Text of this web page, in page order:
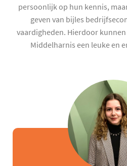
persoonlijk op hun kennis,
geven van bijles
vaardigheden. Hierdoor
Middelharnis een leuke en